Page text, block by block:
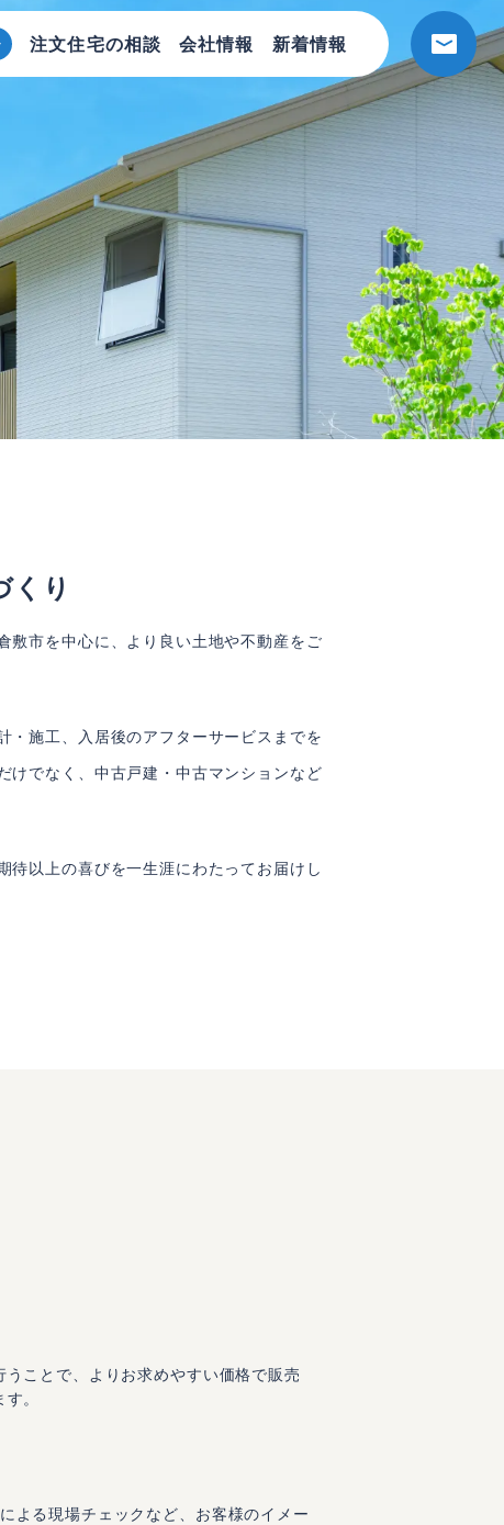
注文住宅の相談 会社情報 新着情報
くり
敷市を中心に、より良い土地や不動産をご
・施工、入居後のアフターサービスまでを
けでなく、中古戸建・中古マンションなど
待以上の喜びを一生涯にわたってお届けし
ことで、よりお求めやすい価格で販売
。
よる現場チェックなど、お客様のイメー